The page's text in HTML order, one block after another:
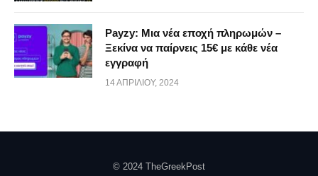
Payzy: Μια νέα εποχή πληρωμών –
Ξεκίνα να παίρνεις 15€ με κάθε νέα
εγγραφή
14 ΑΠΡΙΛΊΟΥ, 2024
© 2024 TheGreekPost